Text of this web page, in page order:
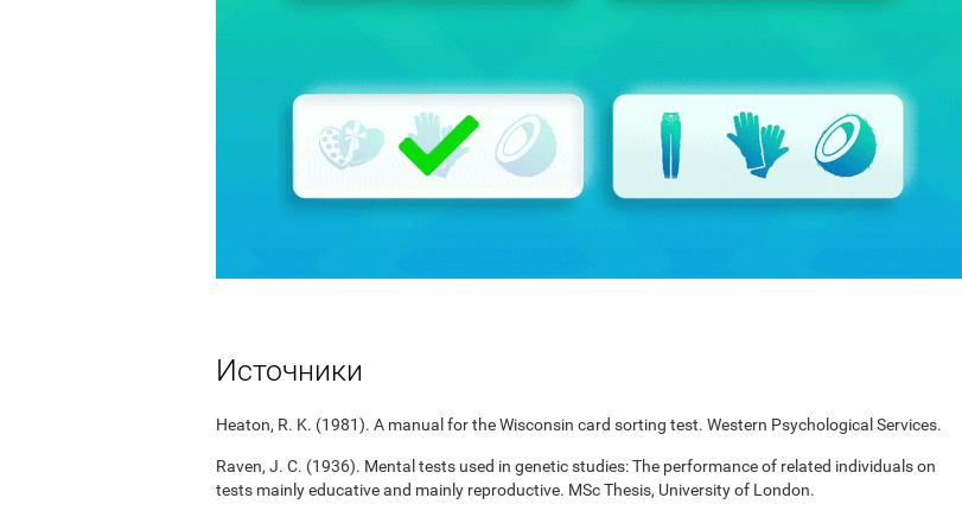
Источники
Heaton, R. K. (1981). A manual for the Wisconsin card sorting test. Western Psychological Services.
Raven, J. C. (1936). Mental tests used in genetic studies: The performance of related individuals on
tests mainly educative and mainly reproductive. MSc Thesis, University of London.